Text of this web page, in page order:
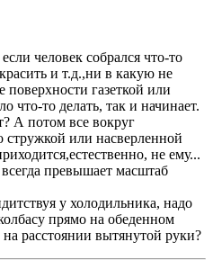
человек собрался что-то
и т.д.,ни в какую не
поверхности газеткой или
что-то делать, так и начинает.
А потом все вокруг
стружкой или насверленной
не ему...
превышает масштаб
у холодильника, надо
прямо на обеденном
на расстоянии вытянутой руки?